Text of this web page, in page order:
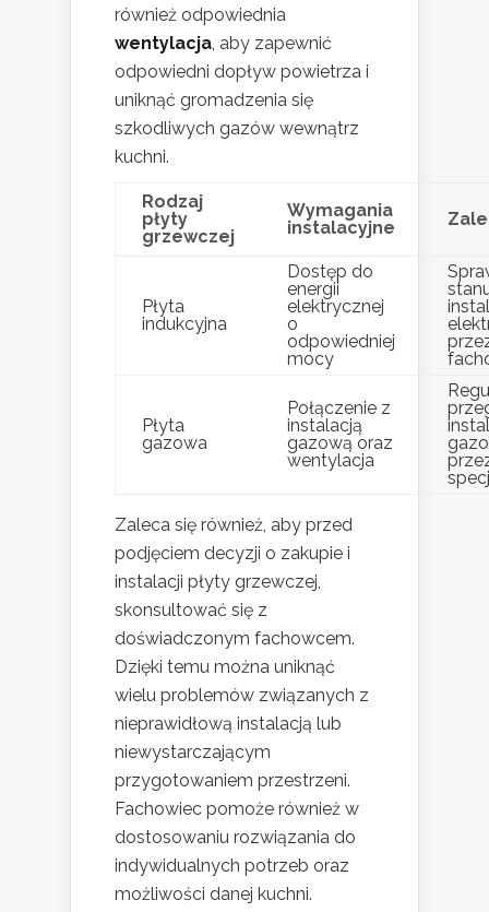
również odpowiednia
wentylacja, aby zapewnić
odpowiedni dopływ powietrza i
uniknąć gromadzenia się
szkodliwych gazów wewnątrz
kuchni.
Rodzaj
płyty
grzewczej
Wymagania
instalacyjne
Płyta
indukcyjna
Dostęp do
energii
elektrycznej
o
odpowiedniej
mocy
Płyta
gazowa
Połączenie z
instalacją
gazową oraz
wentylacja
Zaleca się również, aby przed
podjęciem decyzji o zakupie i
instalacji płyty grzewczej,
skonsultować się z
doświadczonym fachowcem.
Dzięki temu można uniknąć
wielu problemów związanych z
nieprawidłową instalacją lub
niewystarczającym
przygotowaniem przestrzeni.
Fachowiec pomoże również w
dostosowaniu rozwiązania do
indywidualnych potrzeb oraz
możliwości danej kuchni.